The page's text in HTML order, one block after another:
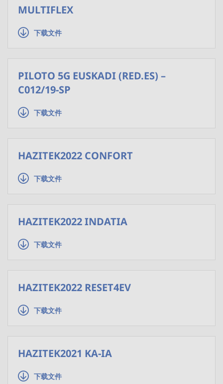
MULTIFLEX
下载文件
PILOTO 5G EUSKADI (RED.ES) –
C012/19-SP
下载文件
HAZITEK2022 CONFORT
下载文件
HAZITEK2022 INDATIA
下载文件
HAZITEK2022 RESET4EV
下载文件
HAZITEK2021 KA-IA
下载文件